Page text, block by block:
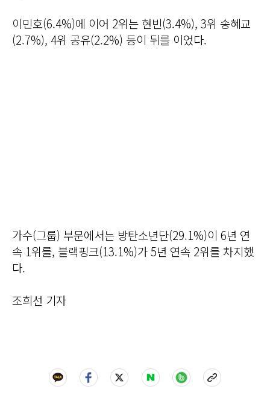
이민호(6.4%)에 이어 2위는 현빈(3.4%), 3위 송혜교
(2.7%), 4위 공유(2.2%) 등이 뒤를 이었다.
가수(그룹) 부문에서는 방탄소년단(29.1%)이 6년 연
속 1위를, 블랙핑크(13.1%)가 5년 연속 2위를 차지했
다.
조희선 기자